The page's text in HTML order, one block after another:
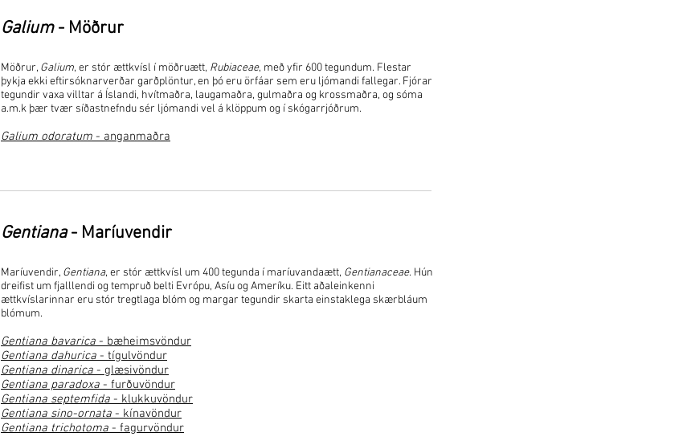
Galium- Möðrur
Möðrur, Galium, er stór ættkvísl í möðruætt, Rubiaceae, með yfir 600 tegundum. Flestar
þykja ekki eftirsóknarverðar garðplöntur, en þó eru örfáar sem eru ljómandi fallegar. Fjórar
tegundir vaxa villtar á Íslandi, hvítmaðra, laugamaðra, gulmaðra og krossmaðra, og sóma
a.m.k þær tvær síðastnefndu sér ljómandi vel á klöppum og í skógarrjóðrum.
Galium odoratum - anganmaðra
Gentiana- Maríuvendir
Maríuvendir, Gentiana, er stór ættkvísl um 400 tegunda í maríuvandaætt, Gentianaceae. Hún
dreifist um fjalllendi og tempruð belti Evrópu, Asíu og Ameríku. Eitt aðaleinkenni
ættkvíslarinnar eru stór tregtlaga blóm og margar tegundir skarta einstaklega skærbláum
blómum.
Gentiana bavarica - bæheimsvöndur
Gentiana dahurica - tígulvöndur
Gentiana dinarica - glæsivöndur
Gentiana paradoxa - furðuvöndur
Gentiana septemfida - klukkuvöndur
Gentiana sino-ornata - kínavöndur
Gentiana trichotoma - fagurvöndur